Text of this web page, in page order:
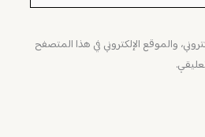
والموقع الإلكتروني في هذا المتصفح